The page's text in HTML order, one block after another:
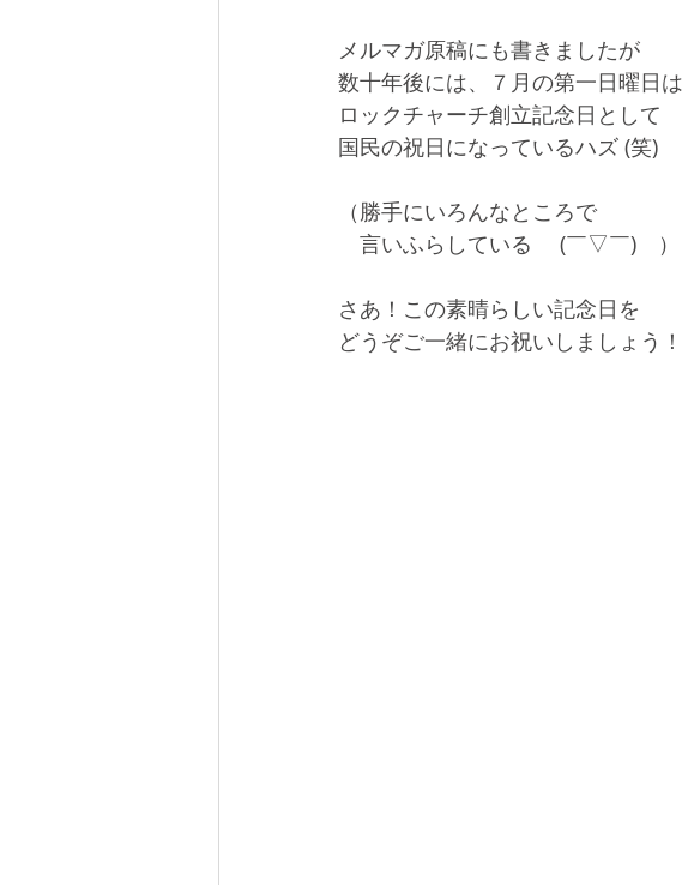
メルマガ原稿にも書きましたが
数十年後には、７月の第一日曜日は
ロックチャーチ創立記念日として
国民の祝日になっているハズ (笑)
（勝手にいろんなところで
言いふらしている　 (￣▽￣)　）
さあ！この素晴らしい記念日を
どうぞご一緒にお祝いしましょう！